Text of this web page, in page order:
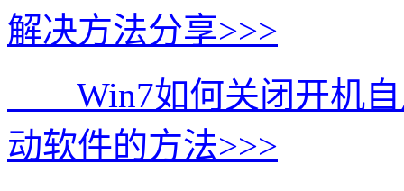
解决方法分享>>>
Win7如何关闭开机自
动软件的方法>>>